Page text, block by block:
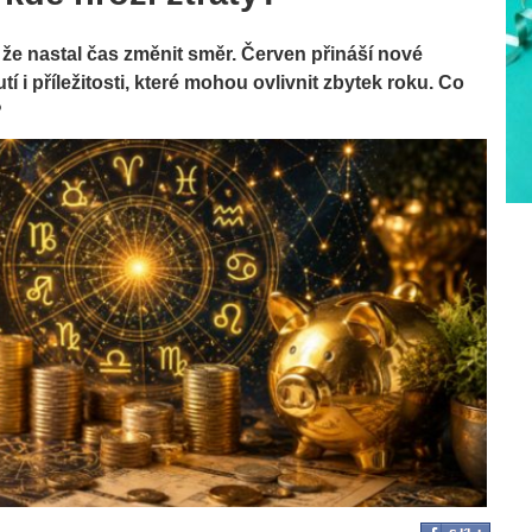
nastal čas změnit směr. Červen přináší nové
i příležitosti, které mohou ovlivnit zbytek roku. Co